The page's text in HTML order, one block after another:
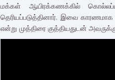
மக்கள் ஆயிரக்கணக்கில்
தெரியப்படுத்தினார். இவை
என்று முத்திரை குத்தியதுடன்